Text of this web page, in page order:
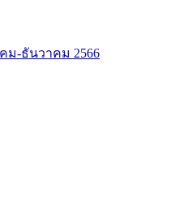
ม-ธันวาคม 2566